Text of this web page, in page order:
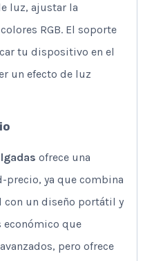
luz, ajustar la
RGB. El soporte
tu dispositivo en el
un efecto de luz
ofrece una
precio, ya que combina
un diseño portátil y
económico que
pero ofrece